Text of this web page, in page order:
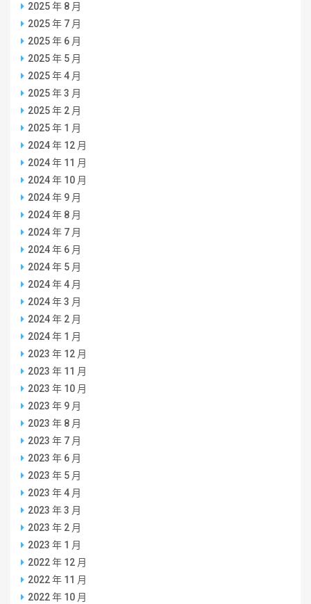
2025 年 8 月
2025 年 7 月
2025 年 6 月
2025 年 5 月
2025 年 4 月
2025 年 3 月
2025 年 2 月
2025 年 1 月
2024 年 12 月
2024 年 11 月
2024 年 10 月
2024 年 9 月
2024 年 8 月
2024 年 7 月
2024 年 6 月
2024 年 5 月
2024 年 4 月
2024 年 3 月
2024 年 2 月
2024 年 1 月
2023 年 12 月
2023 年 11 月
2023 年 10 月
2023 年 9 月
2023 年 8 月
2023 年 7 月
2023 年 6 月
2023 年 5 月
2023 年 4 月
2023 年 3 月
2023 年 2 月
2023 年 1 月
2022 年 12 月
2022 年 11 月
2022 年 10 月